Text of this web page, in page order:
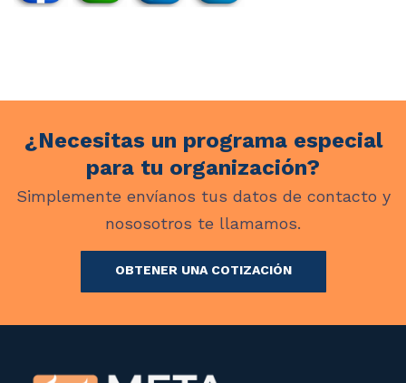
¿Necesitas un programa especial
para tu organización?
Simplemente envíanos tus datos de contacto y
nososotros te llamamos.
OBTENER UNA COTIZACIÓN